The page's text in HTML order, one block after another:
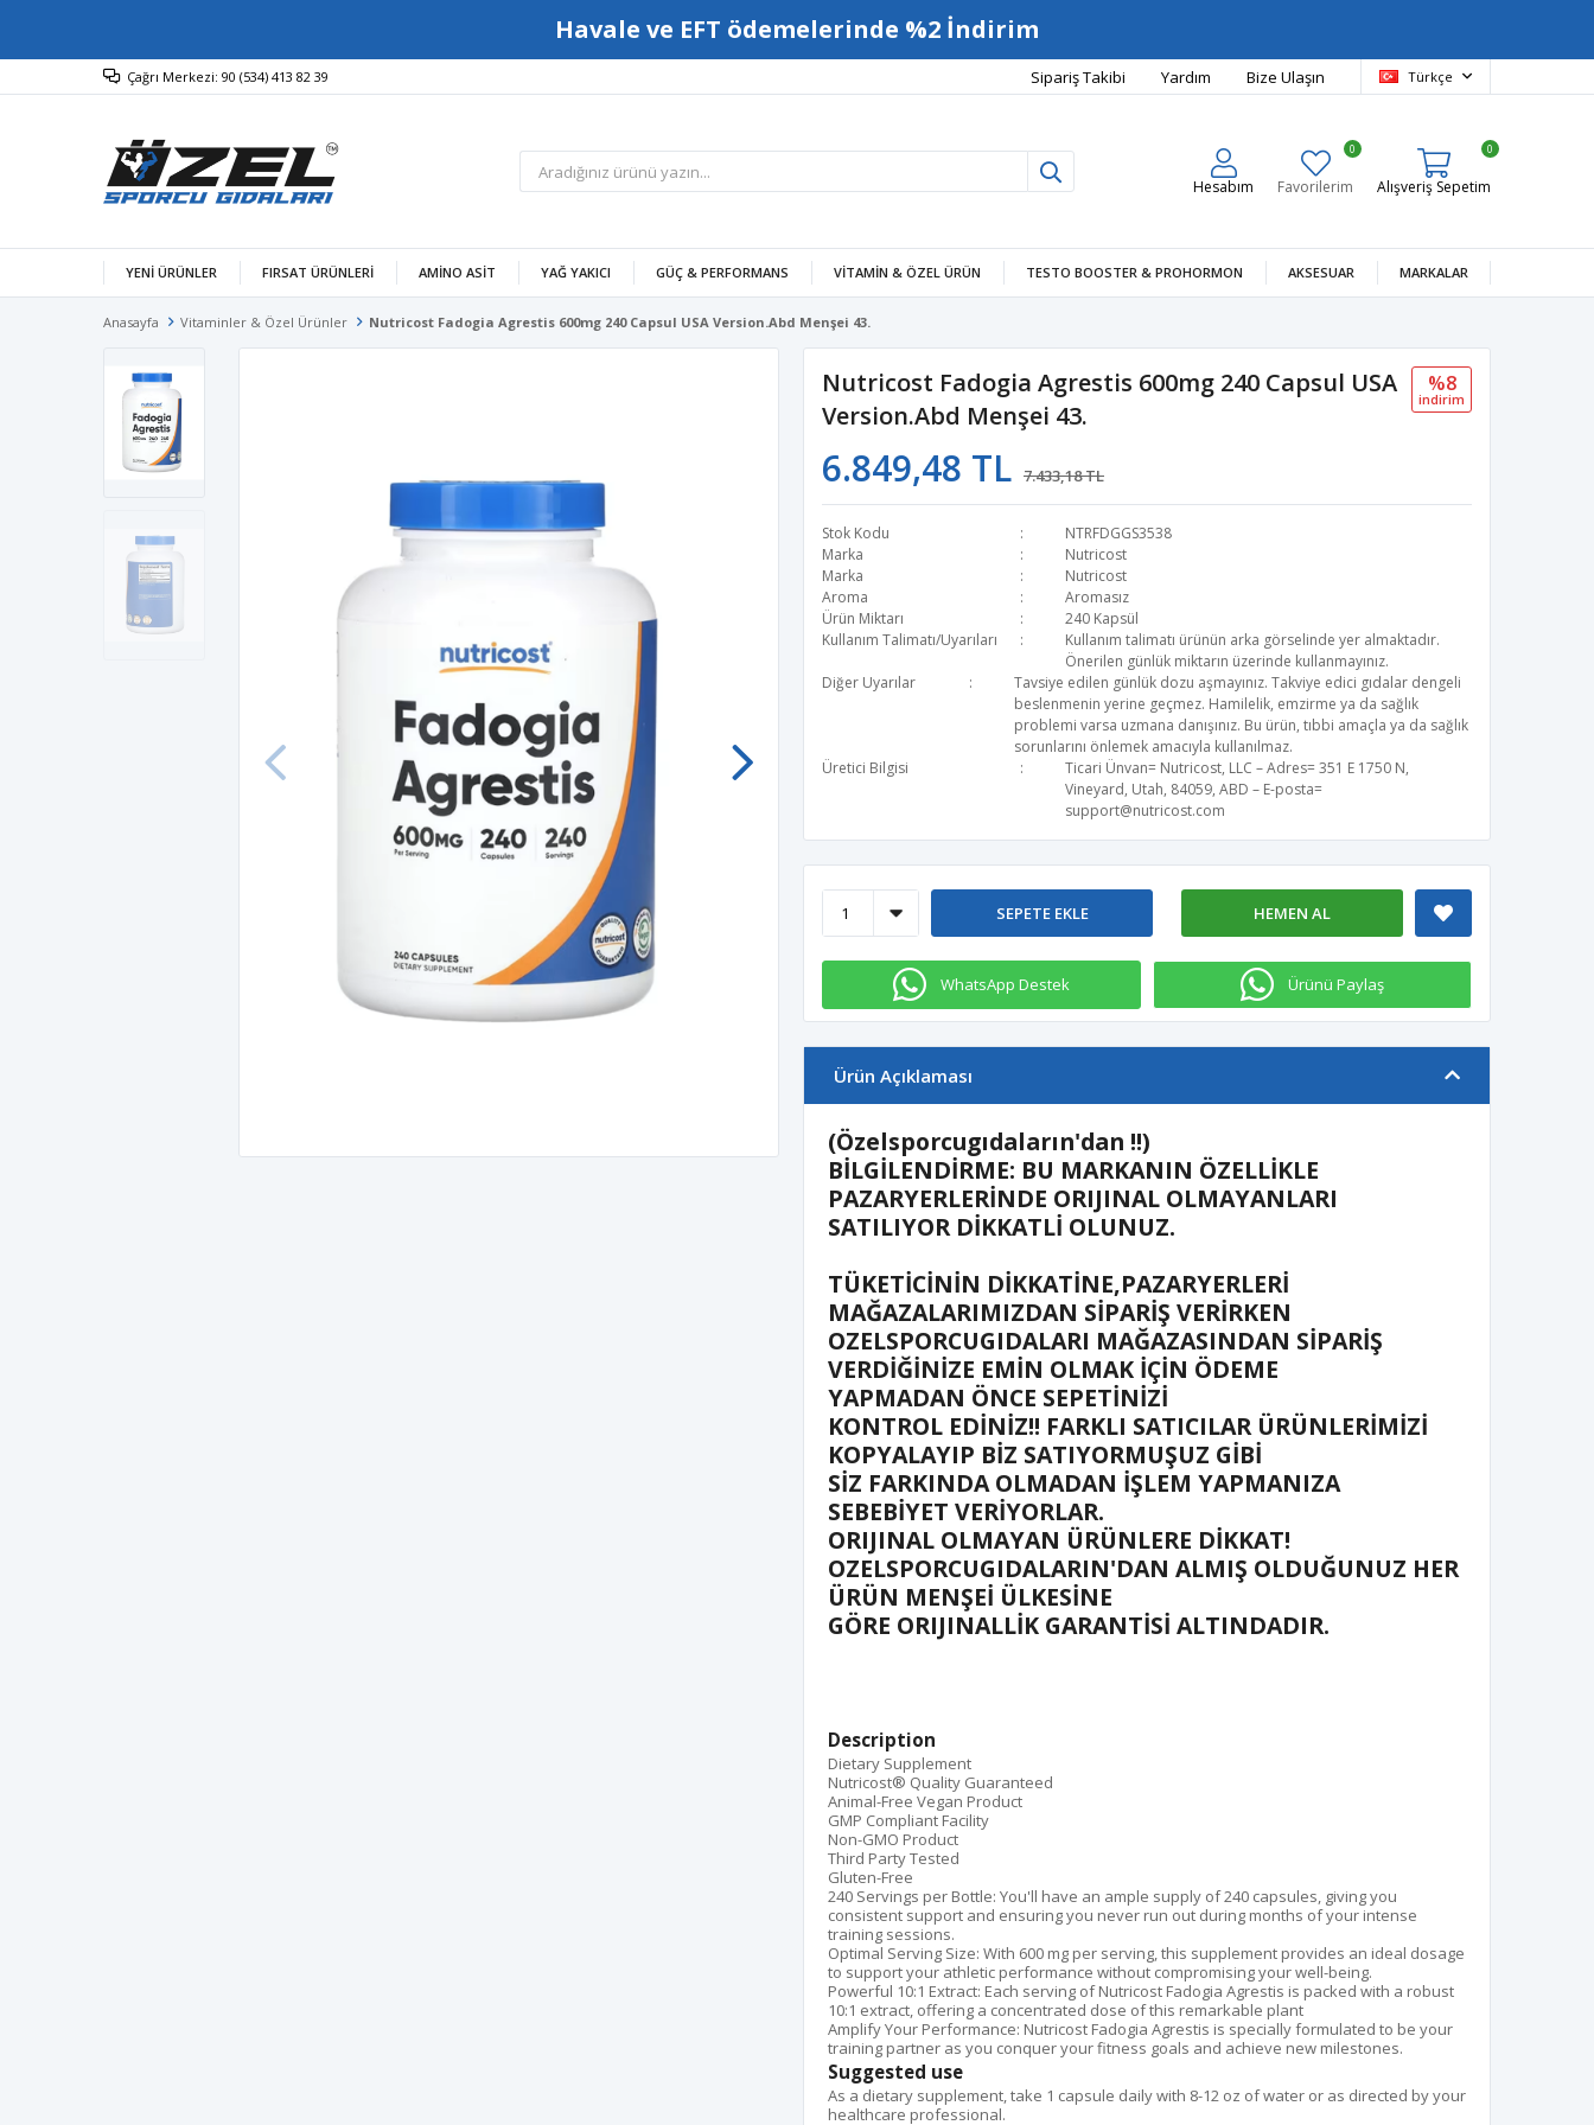
Havale ve EFT ödemelerinde %2 İndirim
Çağrı Merkezi: 90 (534) 413 82 39 Sipariş Takibi Yardım Bize Ulaşın Türkçe
Hesabım Favorilerim
0
Alışveriş Sepetim
0
YENİ ÜRÜNLER FIRSAT ÜRÜNLERİ AMINO ASIT YAĞ YAKICI GÜÇ & PERFORMANS VITAMIN & ÖZEL ÜRÜN TESTO BOOSTER & PROHORMON AKSESUAR MARKALAR
Anasayfa Vitaminler & Özel Ürünler Nutricost Fadogia Agrestis 600mg 240 Capsul USA Version.Abd Menşei 43.
Nutricost Fadogia Agrestis 600mg 240 Capsul USA
Version.Abd Menşei 43.
6.849,48 TL 7.433,18 TL
%8
i̇ndi̇ri̇m
Stok Kodu
NTRFDGGS3538
Marka
Nutricost
Marka
Nutricost
Aroma
Aromasız
Ürün Miktarı
240 Kapsül
Kullanım Talimatı/Uyarıları
Kullanım talimatı ürünün arka görselinde yer almaktadır.
Önerilen günlük miktarın üzerinde kullanmayınız.
Diğer Uyarılar
Tavsiye edilen günlük dozu aşmayınız. Takviye edici gıdalar dengeli
beslenmenin yerine geçmez. Hamilelik, emzirme ya da sağlık
problemi varsa uzmana danışınız. Bu ürün, tıbbi amaçla ya da sağlık
sorunlarını önlemek amacıyla kullanılmaz.
Üretici Bilgisi
Ticari Ünvan= Nutricost, LLC – Adres= 351 E 1750 N,
Vineyard, Utah, 84059, ABD – E-posta=
support@nutricost.com
HEMEN AL
SEPETE EKLE
WhatsApp Destek Ürünü Paylaş
Ürün Açıklaması
(Özelsporcugıdaların'dan !!)
BİLGİLENDİRME: BU MARKANIN ÖZELLİKLE
PAZARYERLERİNDE ORIJINAL OLMAYANLARI
SATILIYOR DİKKATLİ OLUNUZ.
TÜKETİCİNİN DİKKATİNE,PAZARYERLERİ
MAĞAZALARIMIZDAN SİPARİŞ VERİRKEN
OZELSPORCUGIDALARI MAĞAZASINDAN SİPARİŞ
VERDİĞİNİZE EMİN OLMAK İÇİN ÖDEME
YAPMADAN ÖNCE SEPETİNİZİ
KONTROL EDİNİZ!! FARKLI SATICILAR ÜRÜNLERİMİZİ
KOPYALAYIP BİZ SATIYORMUŞUZ GİBİ
SİZ FARKINDA OLMADAN İŞLEM YAPMANIZA
SEBEBİYET VERİYORLAR.
ORIJINAL OLMAYAN ÜRÜNLERE DİKKAT!
OZELSPORCUGIDALARIN'DAN ALMIŞ OLDUĞUNUZ HER
ÜRÜN MENŞEİ ÜLKESİNE
GÖRE ORIJINALLİK GARANTİSİ ALTINDADIR.
Description
Dietary Supplement
Nutricost® Quality Guaranteed
Animal-Free Vegan Product
GMP Compliant Facility
Non-GMO Product
Third Party Tested
Gluten-Free
240 Servings per Bottle: You'll have an ample supply of 240 capsules, giving you
consistent support and ensuring you never run out during months of your intense
training sessions.
Optimal Serving Size: With 600 mg per serving, this supplement provides an ideal dosage
to support your athletic performance without compromising your well-being.
Powerful 10:1 Extract: Each serving of Nutricost Fadogia Agrestis is packed with a robust
10:1 extract, offering a concentrated dose of this remarkable plant
Amplify Your Performance: Nutricost Fadogia Agrestis is specially formulated to be your
training partner as you conquer your fitness goals and achieve new milestones.
Suggested use
As a dietary supplement, take 1 capsule daily with 8-12 oz of water or as directed by your
healthcare professional.